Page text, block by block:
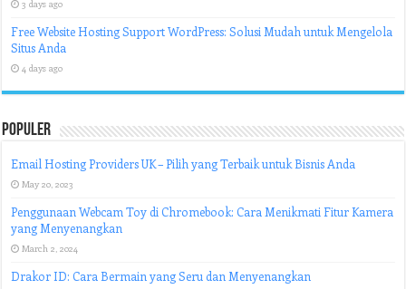
3 days ago
Free Website Hosting Support WordPress: Solusi Mudah untuk Mengelola
Situs Anda
4 days ago
Populer
Email Hosting Providers UK – Pilih yang Terbaik untuk Bisnis Anda
May 20, 2023
Penggunaan Webcam Toy di Chromebook: Cara Menikmati Fitur Kamera
yang Menyenangkan
March 2, 2024
Drakor ID: Cara Bermain yang Seru dan Menyenangkan